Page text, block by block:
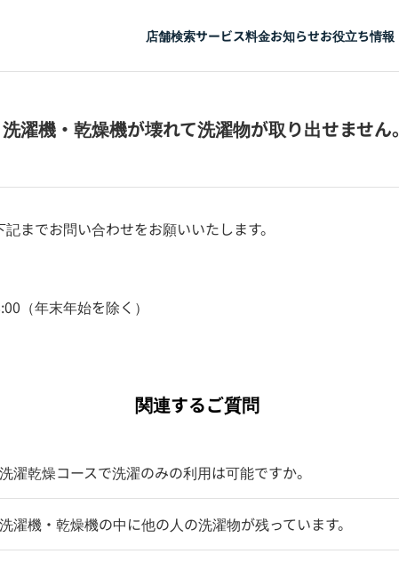
店舗検索サービス料金お知らせお役立ち情報
洗濯機・乾燥機が壊れて洗濯物が取り出せません。
までお問い合わせをお願いいたします。
（年末年始を除く）
関連するご質問
濯乾燥コースで洗濯のみの利用は可能ですか。
濯機・乾燥機の中に他の人の洗濯物が残っています。